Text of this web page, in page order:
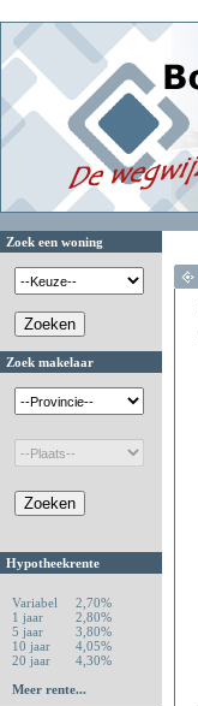
Zoek een woning
Zoek makelaar
Hypotheekrente
Variabel
2,70%
1 jaar
2,80%
5 jaar
3,80%
10 jaar
4,05%
20 jaar
4,30%
Meer rente...